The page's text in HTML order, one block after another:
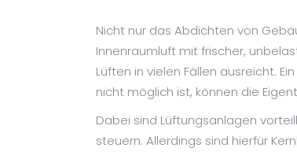
Nicht nur das Abdichten von
Innenraumluft mit frischer,
Lüften in vielen Fällen ausreicht.
nicht möglich ist, können die
Dabei sind Lüftungsanlagen
steuern. Allerdings sind hierfür